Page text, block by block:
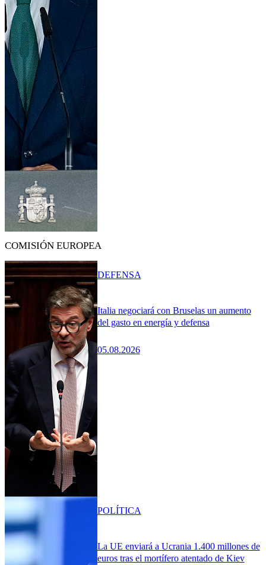
COMISIÓN EUROPEA
Italia negociará con Bruselas un aumento
del gasto en energía y defensa
05.08.2026
DEFENSA
La UE enviará a Ucrania 1.400 millones de
euros tras el mortífero atentado de Kiev
POLÍTICA